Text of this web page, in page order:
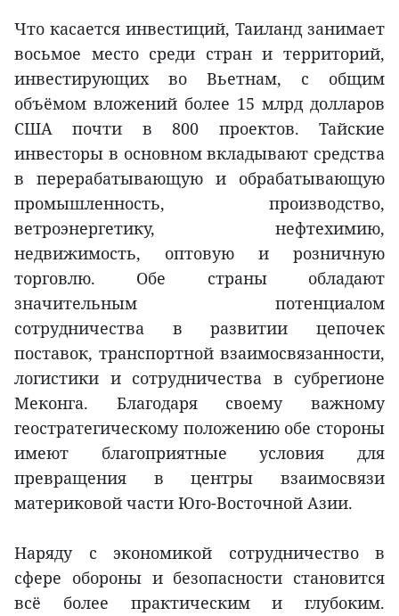
Что касается инвестиций, Таиланд занимает
восьмое место среди стран и территорий,
инвестирующих во Вьетнам, с общим
объёмом вложений более 15 млрд долларов
США почти в 800 проектов. Тайские
инвесторы в основном вкладывают средства
в перерабатывающую и обрабатывающую
промышленность, производство,
ветроэнергетику, нефтехимию,
недвижимость, оптовую и розничную
торговлю. Обе страны обладают
значительным потенциалом
сотрудничества в развитии цепочек
поставок, транспортной взаимосвязанности,
логистики и сотрудничества в субрегионе
Меконга. Благодаря своему важному
геостратегическому положению обе стороны
имеют благоприятные условия для
превращения в центры взаимосвязи
материковой части Юго-Восточной Азии.
Наряду с экономикой сотрудничество в
сфере обороны и безопасности становится
всё более практическим и глубоким.